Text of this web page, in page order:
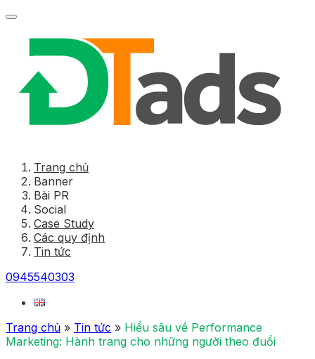
Trang chủ
Banner
Bài PR
Social
Case Study
Các quy định
Tin tức
0945540303
Trang chủ » Tin tức » Hiểu sâu về Performance
Marketing: Hành trang cho những người theo đuổi